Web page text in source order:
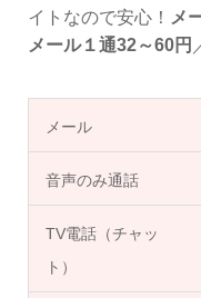
イトなので安心！ メ
メール１通32～60円
メール
音声のみ通話
TV電話（チャッ
ト）